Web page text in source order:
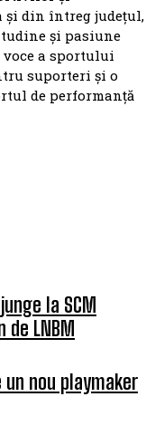
și din întreg județul,
și pasiune
voce a sportului
suporteri și o
de performanță
la SCM
LNBM
un nou playmaker